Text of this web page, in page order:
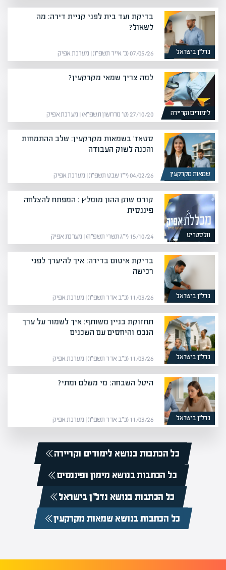
נדל”ן בישראל
בדיקת ועד בית לפני קניית דירה: מה
לשאול?
07/05/26 (כ׳ אייר תשפ״ו) | מערכת אפיק
לימודים וקריירה
למה צריך שמאי מקרקעין?
27/10/20 (ט׳ מרחשון תשפ״א) | מערכת אפיק
שמאות מקרקעין
סטאז' בשמאות מקרקעין: שלב ההתמחות
והכנה לשוק העבודה
04/02/26 (י״ז שבט תשפ״ו) | מערכת אפיק
וולסטריט
קורס שוק ההון מומלץ : המפתח להצלחה
פיננסית
15/10/24 (י״ג תשרי תשפ״ה) | מערכת אפיק
נדל”ן בישראל
בדיקת איטום בדירה: איך להיערך לפני
רכישה
11/03/26 (כ״ב אדר תשפ״ו) | מערכת אפיק
נדל”ן בישראל
תחזוקת בניין משותף: איך לשמור על ערך
הנכס והיחסים עם השכנים
11/03/26 (כ״ב אדר תשפ״ו) | מערכת אפיק
נדל”ן בישראל
היטל השבחה: מי משלם ומתי?
11/03/26 (כ״ב אדר תשפ״ו) | מערכת אפיק
כל הכתבות בנושא לימודים וקריירה
כל הכתבות בנושא מימון ופיננסים
כל הכתבות בנושא נדל”ן בישראל
כל הכתבות בנושא שמאות מקרקעין